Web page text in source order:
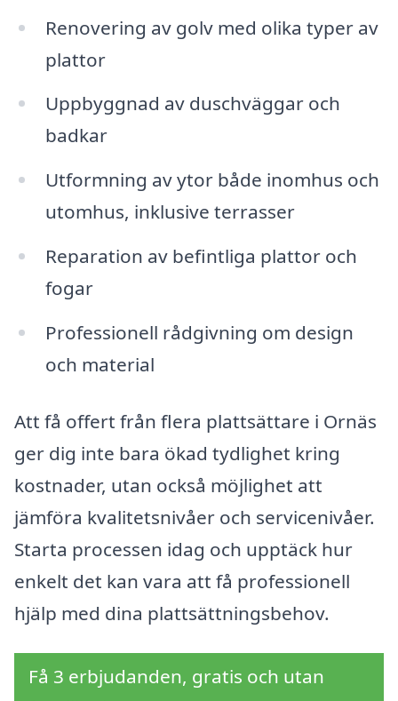
Renovering av golv med olika typer av
plattor
Uppbyggnad av duschväggar och
badkar
Utformning av ytor både inomhus och
utomhus, inklusive terrasser
Reparation av befintliga plattor och
fogar
Professionell rådgivning om design
och material
Att få offert från flera plattsättare i Ornäs
ger dig inte bara ökad tydlighet kring
kostnader, utan också möjlighet att
jämföra kvalitetsnivåer och servicenivåer.
Starta processen idag och upptäck hur
enkelt det kan vara att få professionell
hjälp med dina plattsättningsbehov.
Få 3 erbjudanden, gratis och utan